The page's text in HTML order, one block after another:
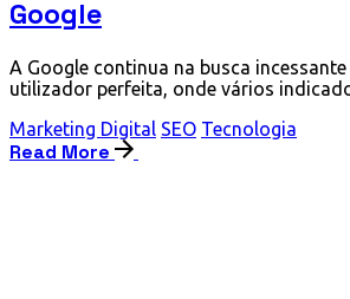
Google
A Google continua na busca
utilizador perfeita, onde vários
Marketing Digital SEO Tecnologia
Read More